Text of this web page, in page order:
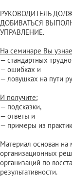
РУКОВОДИТЕЛЬ
ДОБИВАТЬСЯ
УПРАВЛЕНИЕ.
На семинаре Вы
— стандартных
— ошибках и
— ловушках на пути
И получите:
— подсказки,
— ответы и
— примеры из
Материал основан на
организационных
организаций по
результативности.